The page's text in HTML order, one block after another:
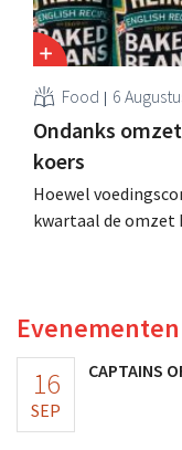
Food 6
Ondanks
koers
Hoewel
kwartaal de omzet
Evenementen
16
SEP
CAPTAINS